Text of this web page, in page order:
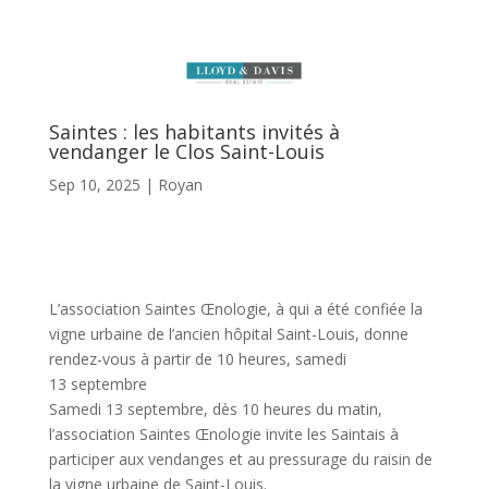
Saintes : les habitants invités à
vendanger le Clos Saint-Louis
Sep 10, 2025 | Royan
L’association Saintes Œnologie, à qui a été confiée la
vigne urbaine de l’ancien hôpital Saint-Louis, donne
rendez-vous à partir de 10 heures, samedi
13 septembre
Samedi 13 septembre, dès 10 heures du matin,
l’association Saintes Œnologie invite les Saintais à
participer aux vendanges et au pressurage du raisin de
la vigne urbaine de Saint-Louis.